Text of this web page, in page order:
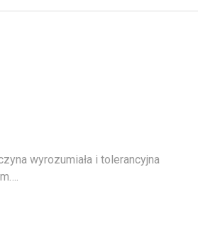
wyrozumiała i tolerancyjna